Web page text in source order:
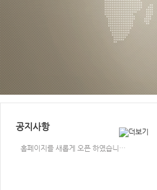
공지사항
홈페이지를 새롭게 오픈 하였습니…